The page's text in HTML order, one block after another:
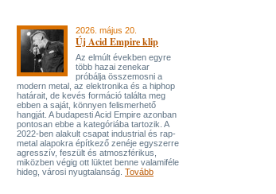
2026. május 20.
Új Acid Empire klip
Az elmúlt években egyre
több hazai zenekar
próbálja összemosni a
modern metal, az elektronika és a hiphop
határait, de kevés formáció találta meg
ebben a saját, könnyen felismerhető
hangját. A budapesti Acid Empire azonban
pontosan ebbe a kategóriába tartozik. A
2022-ben alakult csapat industrial és rap-
metal alapokra építkező zenéje egyszerre
agresszív, feszült és atmoszférikus,
miközben végig ott lüktet benne valamiféle
hideg, városi nyugtalanság. Tovább